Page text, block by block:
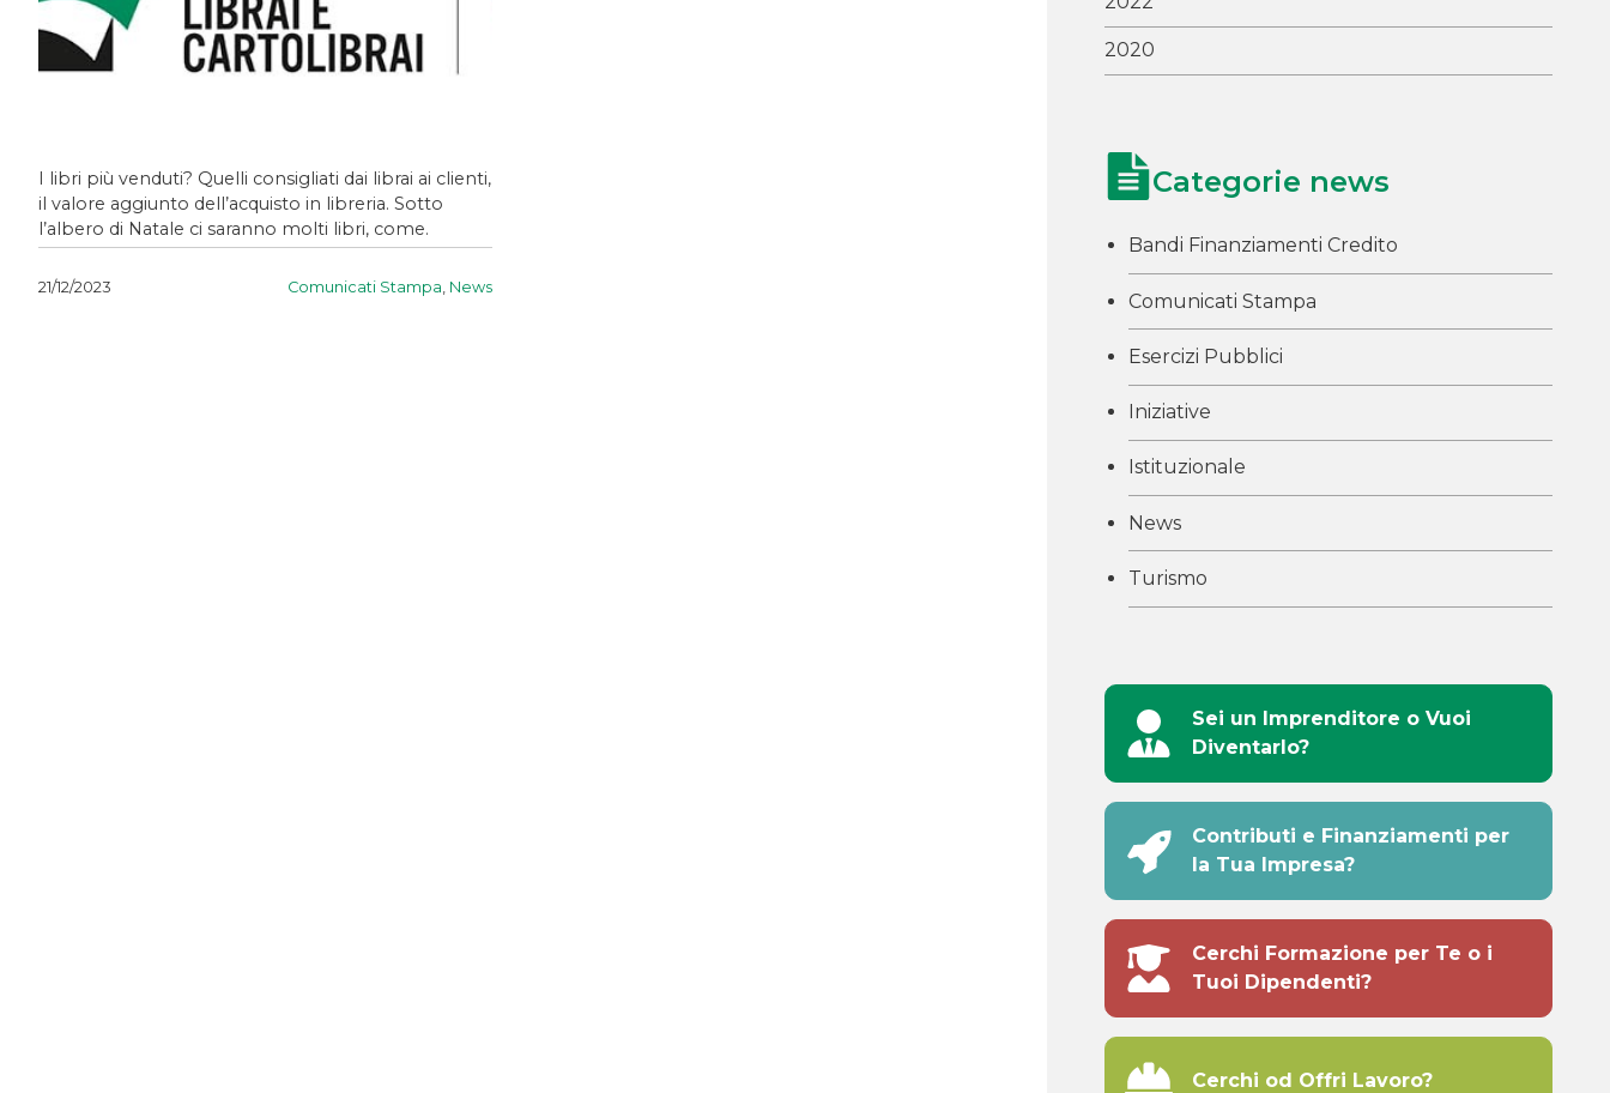
I libri più venduti? Quelli consigliati dai librai ai clienti,
il valore aggiunto dell’acquisto in libreria. Sotto
l’albero di Natale ci saranno molti libri, come.
21/12/2023 Comunicati Stampa News
2020
Categorie news
Bandi Finanziamenti Credito
Comunicati Stampa
Esercizi Pubblici
Iniziative
Istituzionale
News
Turismo
Sei un Imprenditore o Vuoi
Diventarlo?
Contributi e Finanziamenti per
la Tua Impresa?
Cerchi Formazione per Te o i
Tuoi Dipendenti?
Cerchi od Offri Lavoro?